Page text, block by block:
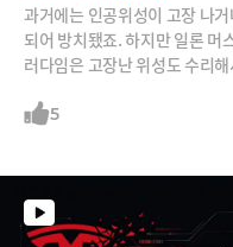
과거에는 인공위성이 고장 나
되어 방치됐죠. 하지만 일론 머
러다임은 고장난 위성도 수리
오션 시장을 만들어내고 있는지
5